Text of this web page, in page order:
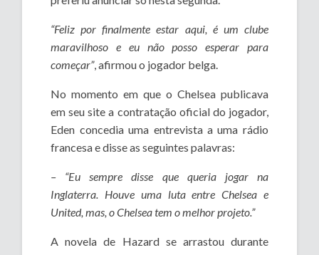
“Feliz por finalmente estar aqui, é um clube
maravilhoso e eu não posso esperar para
começar”, afirmou o jogador belga.
No momento em que o Chelsea publicava
em seu site a contratação oficial do jogador,
Eden concedia uma entrevista a uma rádio
francesa e disse as seguintes palavras:
– “Eu sempre disse que queria jogar na
Inglaterra. Houve uma luta entre Chelsea e
United, mas, o Chelsea tem o melhor projeto.”
A novela de Hazard se arrastou durante